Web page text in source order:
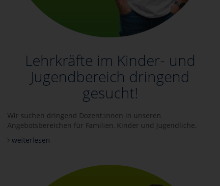
Lehrkräfte im Kinder- und
Jugendbereich dringend
gesucht!
Wir suchen dringend Dozent:innen in unseren
Angebotsbereichen für Familien, Kinder und Jugendliche.
weiterlesen